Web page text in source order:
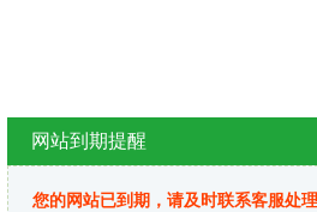
网站到期提醒
您的网站已到期，请及时联系客服处理